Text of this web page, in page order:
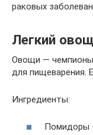
раковых
Легкий
Овощи — чемпионы
для пищеварения.
Ингредиенты:
Помидоры